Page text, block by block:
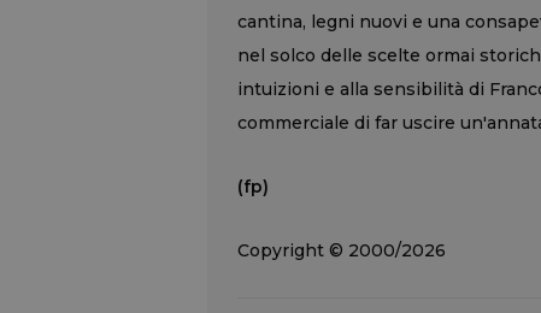
cantina, legni nuovi e una
nel solco delle scelte ormai
intuizioni e alla sensibilità di
commerciale di far uscire
(fp)
Copyright © 2000/2026